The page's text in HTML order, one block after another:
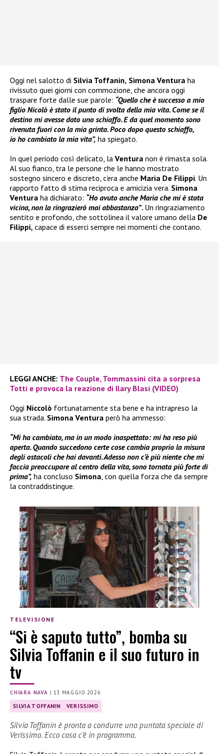
Oggi nel salotto di Silvia Toffanin, Simona Ventura ha
rivissuto quei giorni con commozione, che ancora oggi
traspare forte dalle sue parole: “Quello che è successo a mio
figlio Nicolò è stato il punto di svolta della mia vita. Come se il
destino mi avesse dato uno schiaffo. E da quel momento sono
rivenuta fuori con la mia grinta. Poco dopo questo schiaffo,
io ho cambiato la mia vita”, ha spiegato.
In quel periodo così delicato, la Ventura non è rimasta sola.
Al suo fianco, tra le persone che le hanno mostrato
sostegno sincero e discreto, c’era anche Maria De Filippi. Un
rapporto fatto di stima reciproca e amicizia vera. Simona
Ventura ha dichiarato: “Ho avuto anche Maria che mi è stata
vicina, non la ringrazierò mai abbastanza”. Un ringraziamento
sentito e profondo, che sottolinea il valore umano della De
Filippi, capace di esserci sempre nei momenti che contano.
LEGGI ANCHE: The Couple, Tommassini cita a sorpresa
Totti e provoca la reazione di Ilary Blasi (VIDEO)
Oggi Niccolò fortunatamente sta bene e ha intrapreso la
sua strada. Simona Ventura però ha ammesso:
“Mi ha cambiato, ma in un modo inaspettato: mi ha reso più
aperta. Quando succedono certe cose cambia proprio la misura
degli ostacoli che hai davanti. Adesso non c’è più niente che mi
faccia preoccupare al centro della vita, sono tornata più forte di
prima”, ha concluso Simona, con quella forza che da sempre
la contraddistingue.
TELEVISIONE
“Si è saputo tutto”, bomba su
Silvia Toffanin e il suo futuro in
tv
CHIARA NAVA | 13 MAGGIO 2026
SILVIA TOFFANIN VERISSIMO
Silvia Toffanin è pronta a condurre una puntata speciale di
Verissimo. Ecco cosa c’è in programma.